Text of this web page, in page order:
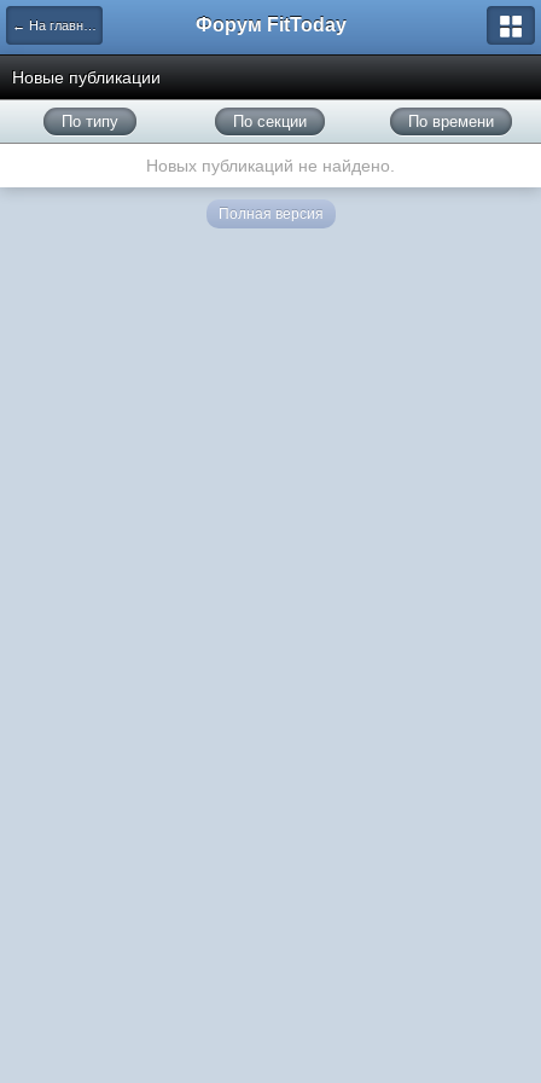
← На главную Форум FitToday
Новые публикации
По типу По секции По времени
Новых публикаций не найдено.
Полная версия